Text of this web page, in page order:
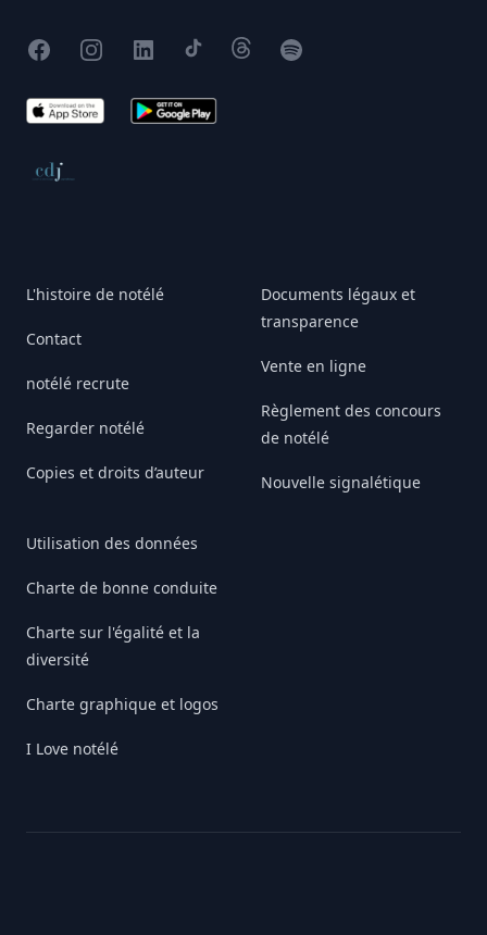
FacebookInstagram
X TikTokThreadsSpotify
App Store Google Play
Conseil de déontologie journalistique
L'histoire de notélé
Contact
notélé recrute
Regarder notélé
Copies et droits d’auteur
Utilisation des données
Charte de bonne conduite
Charte sur l'égalité et la
diversité
Charte graphique et logos
I Love notélé
Documents légaux et
transparence
Vente en ligne
Règlement des concours
de notélé
Nouvelle signalétique